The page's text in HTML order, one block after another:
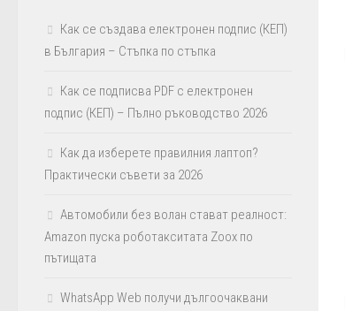
Как се създава електронен подпис (КЕП)
в България – Стъпка по стъпка
Как се подписва PDF с електронен
подпис (КЕП) – Пълно ръководство 2026
Как да изберете правилния лаптоп?
Практически съвети за 2026
Автомобили без волан стават реалност:
Amazon пуска роботакситата Zoox по
пътищата
WhatsApp Web получи дългоочаквани